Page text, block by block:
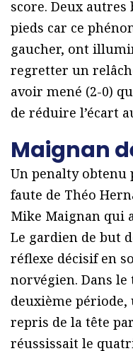
score. Deux
pieds car ce
gaucher, ont
regretter un
avoir mené (2-0)
de réduire l’écart
Maignan
Un penalty obtenu
faute de Théo
Mike Maignan qui
Le gardien de but
réflexe décisif en
norvégien. Dans
deuxième
repris de la tête
réussissait le